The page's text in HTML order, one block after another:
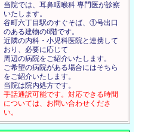
当院では、耳鼻咽喉科 専門医が診察
いたします。
谷町六丁目駅のすぐそば、①号出口
のある建物の6階です。
近隣の内科・小児科医院と連携して
おり、必要に応じて
周辺の病院をご紹介いたします。
ご希望の病院がある場合にはそちら
をご紹介いたします。
当院は院内処方です。
手話通訳可能です。対応できる時間
については、お問い合わせくださ
い。